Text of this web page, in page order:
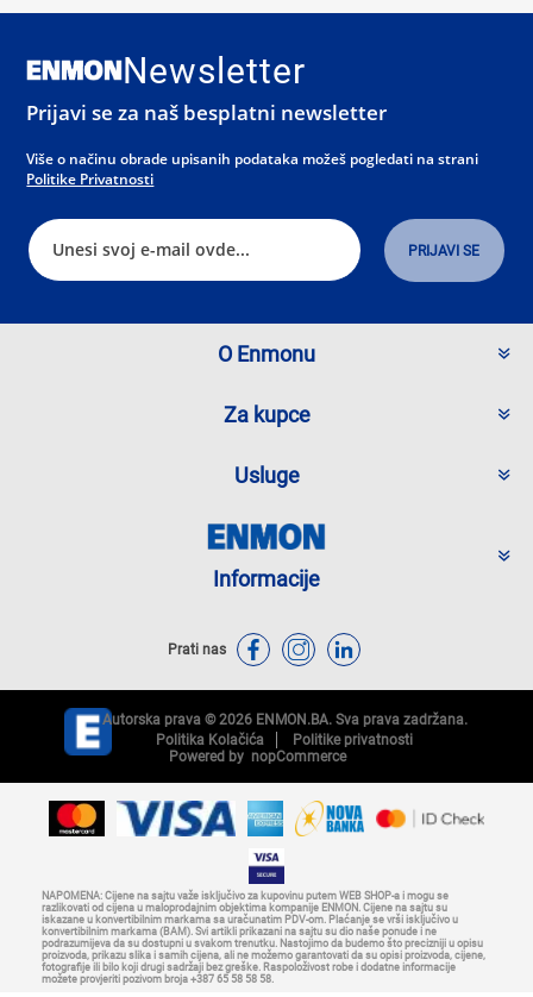
Newsletter
Prijavi se za naš besplatni newsletter
Više o načinu obrade upisanih podataka možeš pogledati na strani
Politike Privatnosti
O Enmonu
Za kupce
Usluge
Informacije
Prati nas
Autorska prava © 2026 ENMON.BA. Sva prava zadržana.
Politika Kolačića
Politike privatnosti
Powered by nopCommerce
NAPOMENA: Cijene na sajtu važe isključivo za kupovinu putem WEB SHOP-a i mogu se
razlikovati od cijena u maloprodajnim objektima kompanije ENMON. Cijene na sajtu su
iskazane u konvertibilnim markama sa uračunatim PDV-om. Plaćanje se vrši isključivo u
konvertibilnim markama (BAM). Svi artikli prikazani na sajtu su dio naše ponude i ne
podrazumijeva da su dostupni u svakom trenutku. Nastojimo da budemo što precizniji u opisu
proizvoda, prikazu slika i samih cijena, ali ne možemo garantovati da su opisi proizvoda, cijene,
fotografije ili bilo koji drugi sadržaji bez greške. Raspoloživost robe i dodatne informacije
možete provjeriti pozivom broja +387 65 58 58 58.